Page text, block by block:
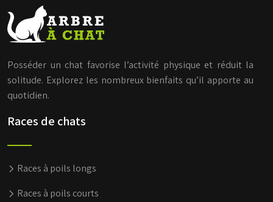
Posséder un chat favorise l’activité physique et réduit la
solitude. Explorez les nombreux bienfaits qu’il apporte au
quotidien.
Races de chats
Races à poils longs
Races à poils courts